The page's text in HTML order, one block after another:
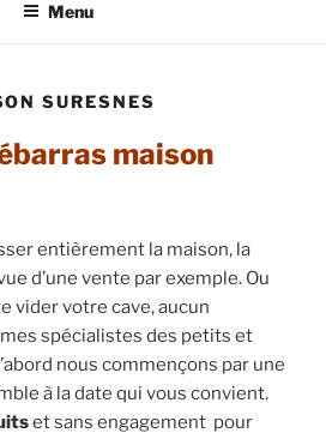
Menu
SURESNES
maison
entièrement la maison, la
d’une vente par exemple. Ou
vider votre cave, aucun
spécialistes des petits et
nous commençons par une
à la date qui vous convient.
et sans engagement pour